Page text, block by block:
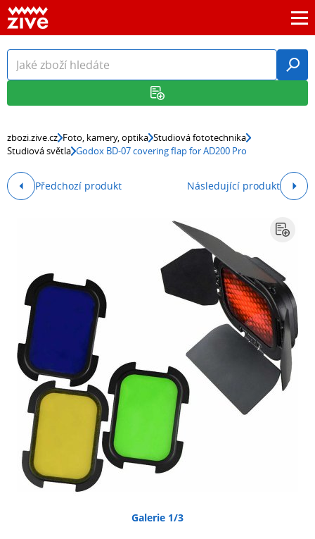
zbozi.zive.cz Foto, kamery, optika Studiová fototechnika
Studiová světla Godox BD-07 covering flap for AD200 Pro
Předchozí produkt Následující produkt
Galerie 1/3